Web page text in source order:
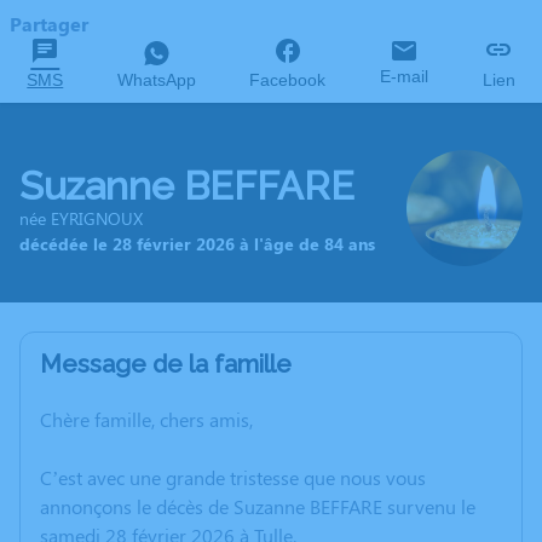
Partager
SMS WhatsApp Facebook E-mail Lien
Suzanne BEFFARE
née EYRIGNOUX
décédée le 28 février 2026 à l'âge de 84 ans
Message de la famille
Chère famille, chers amis,
C’est avec une grande tristesse que nous vous
annonçons le décès de Suzanne BEFFARE survenu le
samedi 28 février 2026 à Tulle.